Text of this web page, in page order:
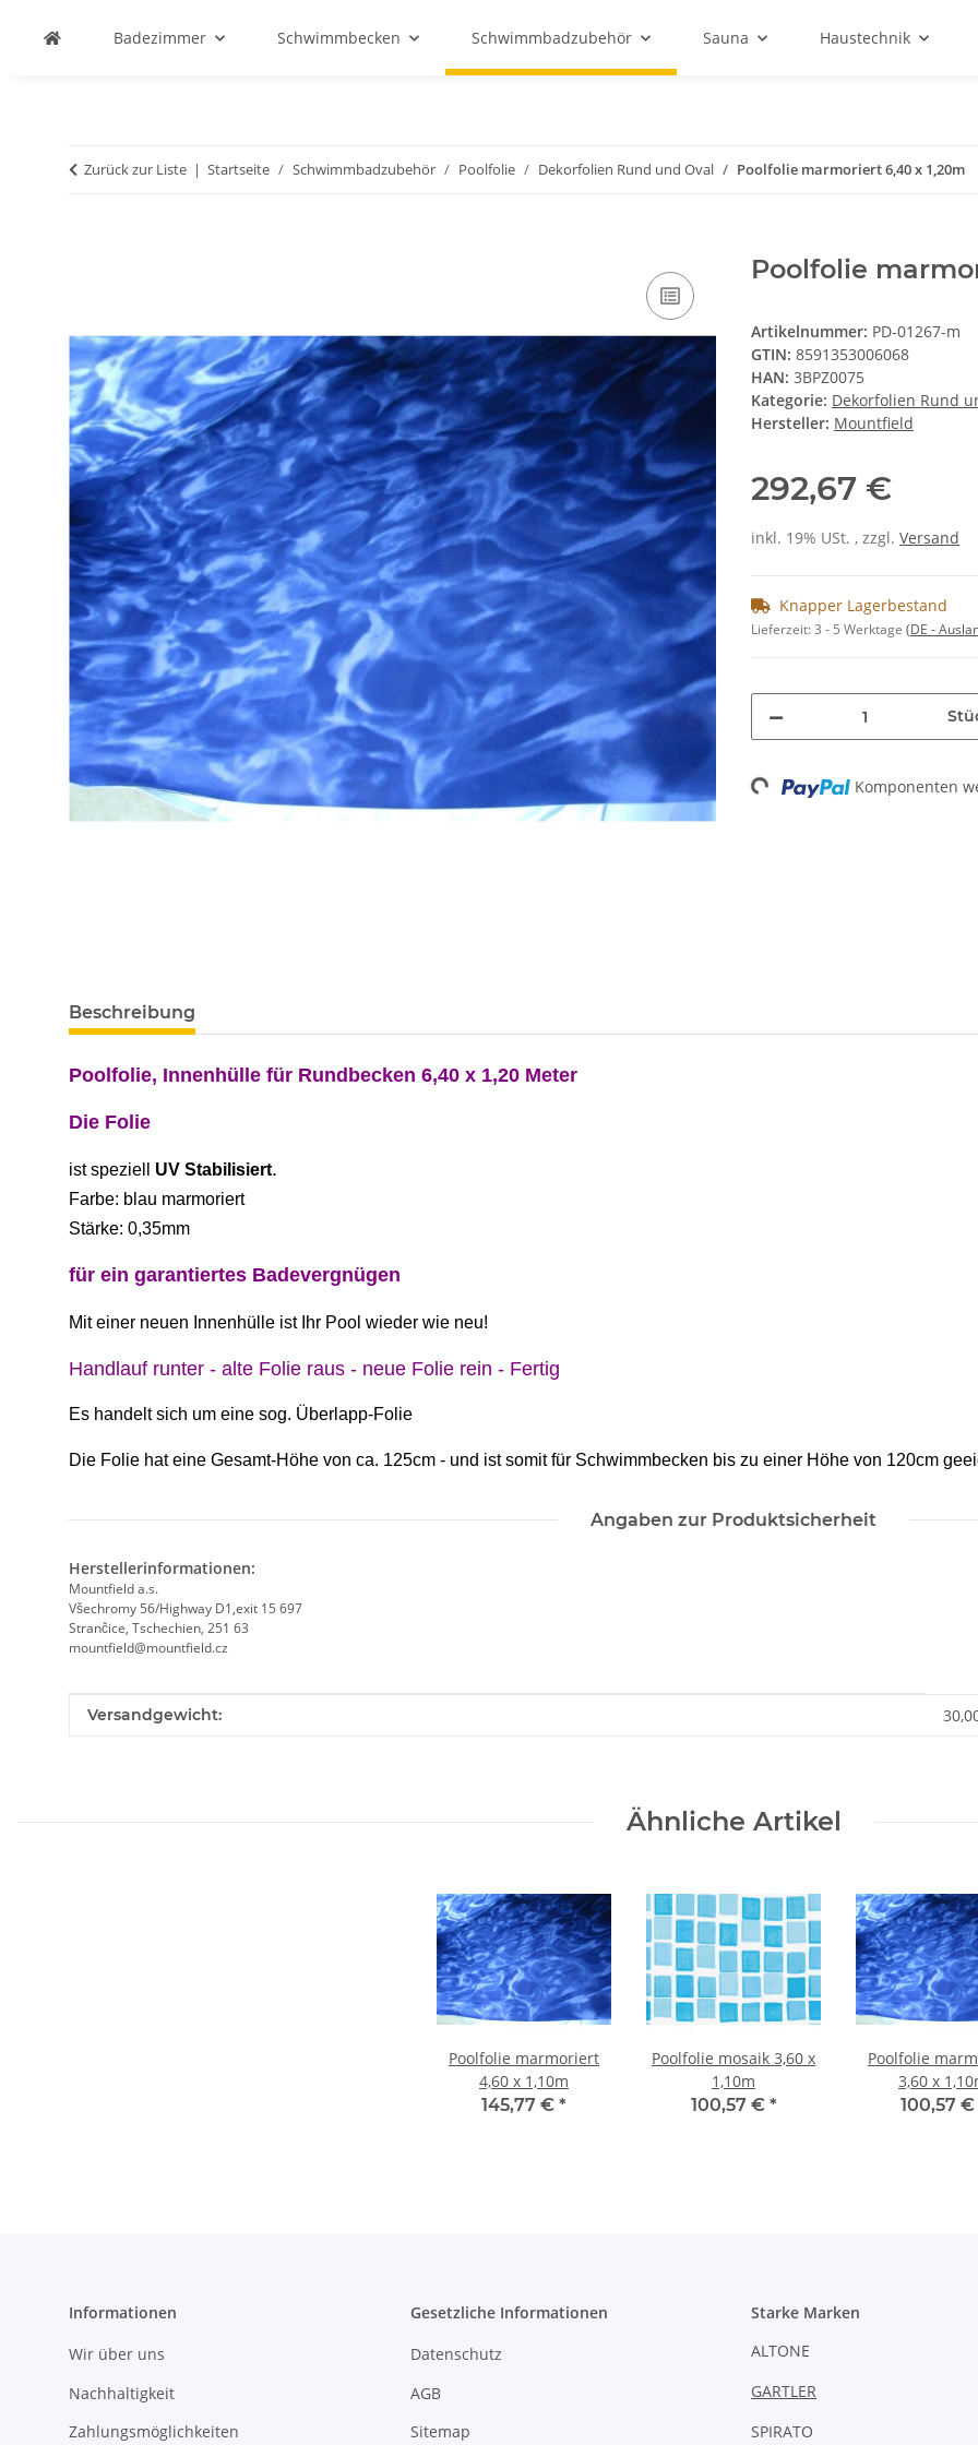
Badezimmer Schwimmbecken Schwimmbadzubehör Sauna Haustechnik
Zurück zur Liste Startseite Schwimmbadzubehör Poolfolie Dekorfolien Rund und Oval Poolfolie marmoriert 6,40 x 1,20m
Poolfolie
Artikelnummer: PD-01267-m
GTIN: 8591353006068
HAN: 3BPZ0075
Kategorie: Dekorfolien Rund
Hersteller: Mountfield
292,67 €
inkl. 19% USt. , zzgl. Versand
Knapper Lagerbestand
Lieferzeit:3 - 5 Werktage (DE -
Loading... Komponenten
Beschreibung
Poolfolie, Innenhülle für Rundbecken 6,40 x 1,20 Meter
Die Folie
istspeziell UV Stabilisiert.
Farbe: blau marmoriert
Stärke: 0,35mm
für ein garantiertes Badevergnügen
Mit einer neuen Innenhülle ist Ihr Pool wieder wie neu!
Handlauf runter - alte Folie raus - neue Folie rein - Fertig
Es handelt sich um eine sog. Überlapp-Folie
Die Folie hat eine Gesamt-Höhe von ca. 125cm - und ist somit für Schwimmbecken bis zu einer Höhe von 120cm
Angaben zur Produktsicherheit
Herstellerinformationen:
Mountfield a.s.
Všechromy 56/Highway D1,exit 15 697
Strančice, Tschechien, 251 63
mountfield@mountfield.cz
Produkteigenschaft
Wert
Versandgewicht:
Ähnliche Artikel
Poolfolie marmoriert
4,60 x 1,10m
145,77 € *
Poolfolie mosaik 3,60 x
1,10m
100,57 € *
Poolfolie
3,60 x
100,57 €
Informationen
Wir über uns
Nachhaltigkeit
Zahlungsmöglichkeiten
Gesetzliche Informationen
Datenschutz
AGB
Sitemap
Starke Marken
ALTONE
GARTLER
SPIRATO